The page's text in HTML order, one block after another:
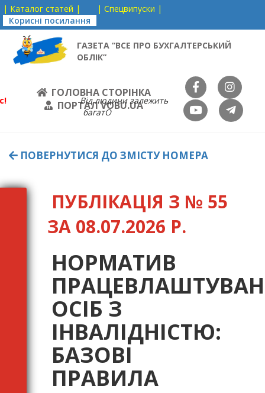
| Каталог статей |
| Спецвипуски |
Корисні посилання
ГАЗЕТА “ВСЕ ПРО БУХГАЛТЕРСЬКИЙ
ОБЛІК”
ГОЛОВНА СТОРІНКА
ПОРТАЛ VOBU.UA
Від людини залежить
багатО
ПОВЕРНУТИСЯ ДО ЗМІСТУ НОМЕРА
ПУБЛІКАЦІЯ З № 55
ЗА 08.07.2026 Р.
НОРМАТИВ
ОСІБ З
ІНВАЛІДНІСТЮ:
БАЗОВІ
ПРАВИЛА